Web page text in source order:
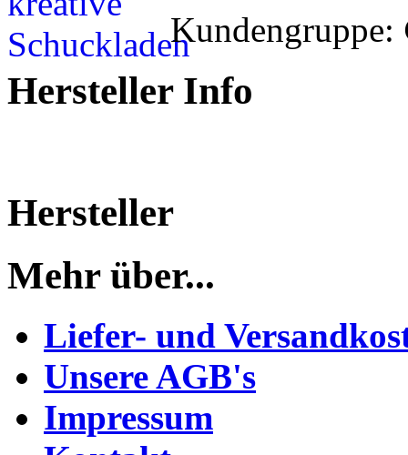
Kundengruppe:
Hersteller Info
Hersteller
Mehr über...
Liefer- und
Unsere AGB's
Impressum